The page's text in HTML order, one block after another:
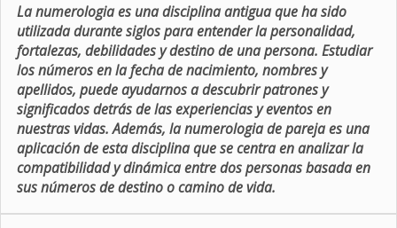
La numerologia es una disciplina antigua que ha sido
utilizada durante siglos para entender la personalidad,
fortalezas, debilidades y destino de una persona. Estudiar
los números en la fecha de nacimiento, nombres y
apellidos, puede ayudarnos a descubrir patrones y
significados detrás de las experiencias y eventos en
nuestras vidas. Además, la numerologia de pareja es una
aplicación de esta disciplina que se centra en analizar la
compatibilidad y dinámica entre dos personas basada en
sus números de destino o camino de vida.